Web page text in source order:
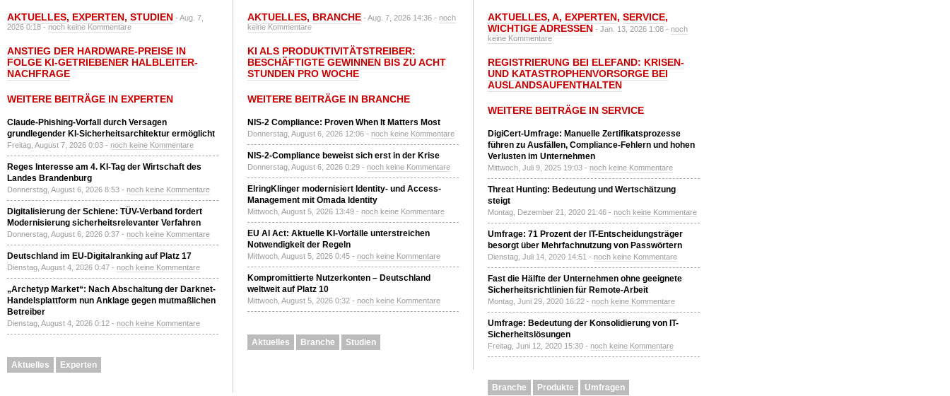
AKTUELLES, EXPERTEN, STUDIEN - Aug. 7,
2026 0:18 -noch keine Kommentare
ANSTIEG DER HARDWARE-PREISE IN
FOLGE KI-GETRIEBENER HALBLEITER-
NACHFRAGE
WEITERE BEITRÄGE IN EXPERTEN
Claude-Phishing-Vorfall durch Versagen
grundlegender KI-Sicherheitsarchitektur ermöglicht
Freitag, August 7, 2026 0:03 - noch keine Kommentare
Reges Interesse am 4. KI-Tag der Wirtschaft des
Landes Brandenburg
Donnerstag, August 6, 2026 8:53 - noch keine Kommentare
Digitalisierung der Schiene: TÜV-Verband fordert
Modernisierung sicherheitsrelevanter Verfahren
Donnerstag, August 6, 2026 0:37 - noch keine Kommentare
Deutschland im EU-Digitalranking auf Platz 17
Dienstag, August 4, 2026 0:47 - noch keine Kommentare
„Archetyp Market“: Nach Abschaltung der Darknet-
Handelsplattform nun Anklage gegen mutmaßlichen
Betreiber
Dienstag, August 4, 2026 0:12 - noch keine Kommentare
Aktuelles Experten
AKTUELLES, BRANCHE - Aug. 7, 2026 14:36 - noch
keine Kommentare
KI ALS PRODUKTIVITÄTSTREIBER:
BESCHÄFTIGTE GEWINNEN BIS ZU ACHT
STUNDEN PRO WOCHE
WEITERE BEITRÄGE IN BRANCHE
NIS-2 Compliance: Proven When It Matters Most
Donnerstag, August 6, 2026 12:06 - noch keine Kommentare
NIS-2-Compliance beweist sich erst in der Krise
Donnerstag, August 6, 2026 0:29 - noch keine Kommentare
ElringKlinger modernisiert Identity- und Access-
Management mit Omada Identity
Mittwoch, August 5, 2026 13:49 - noch keine Kommentare
EU AI Act: Aktuelle KI-Vorfälle unterstreichen
Notwendigkeit der Regeln
Mittwoch, August 5, 2026 0:45 - noch keine Kommentare
Kompromittierte Nutzerkonten – Deutschland
weltweit auf Platz 10
Mittwoch, August 5, 2026 0:32 - noch keine Kommentare
Aktuelles Branche Studien
AKTUELLES, A, EXPERTEN, SERVICE,
WICHTIGE ADRESSEN - Jan. 13, 2026 1:08 - noch
keine Kommentare
REGISTRIERUNG BEI ELEFAND: KRISEN-
UND KATASTROPHENVORSORGE BEI
AUSLANDSAUFENTHALTEN
WEITERE BEITRÄGE IN SERVICE
DigiCert-Umfrage: Manuelle Zertifikatsprozesse
führen zu Ausfällen, Compliance-Fehlern und hohen
Verlusten im Unternehmen
Mittwoch, Juli 9, 2025 19:03 - noch keine Kommentare
Threat Hunting: Bedeutung und Wertschätzung
steigt
Montag, Dezember 21, 2020 21:46 - noch keine Kommentare
Umfrage: 71 Prozent der IT-Entscheidungsträger
besorgt über Mehrfachnutzung von Passwörtern
Dienstag, Juli 14, 2020 14:51 - noch keine Kommentare
Fast die Hälfte der Unternehmen ohne geeignete
Sicherheitsrichtlinien für Remote-Arbeit
Montag, Juni 29, 2020 16:22 - noch keine Kommentare
Umfrage: Bedeutung der Konsolidierung von IT-
Sicherheitslösungen
Freitag, Juni 12, 2020 15:30 - noch keine Kommentare
Branche Produkte Umfragen